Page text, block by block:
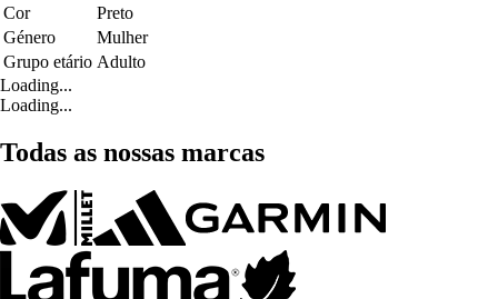
Cor
Preto
Género
Mulher
Grupo etário Adulto
Loading...
Loading...
Todas as nossas marcas